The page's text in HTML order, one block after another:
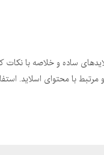
ساده و خلاصه با نکات
با محتوای اسلاید.